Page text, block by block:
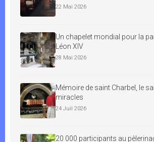
22 Mai 2026
Un chapelet mondial pour la
Léon XIV
28 Mai 2026
Mémoire de saint Charbel, le
miracles
24 Juil 2026
20 000 participants au